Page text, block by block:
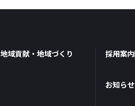
地域貢献・地域づくり 採用案内
お知らせ